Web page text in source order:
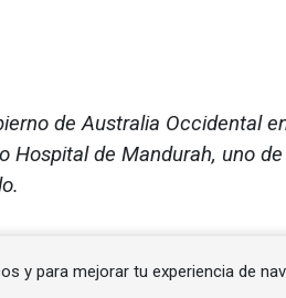
y para mejorar tu experiencia de
de Australia Occidental
de Mandurah, uno
Australia en 950,6 millones